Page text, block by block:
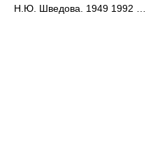
Н.Ю. Шведова. 1949 1992 …